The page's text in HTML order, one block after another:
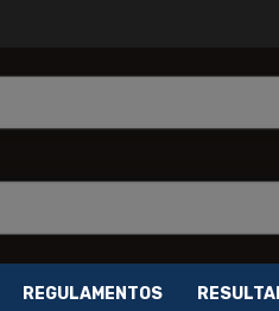
REGULAMENTOS